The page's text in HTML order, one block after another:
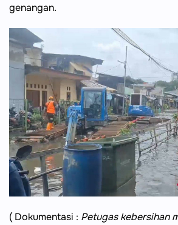
genangan.
( Dokumentasi : Petugas kebersihan